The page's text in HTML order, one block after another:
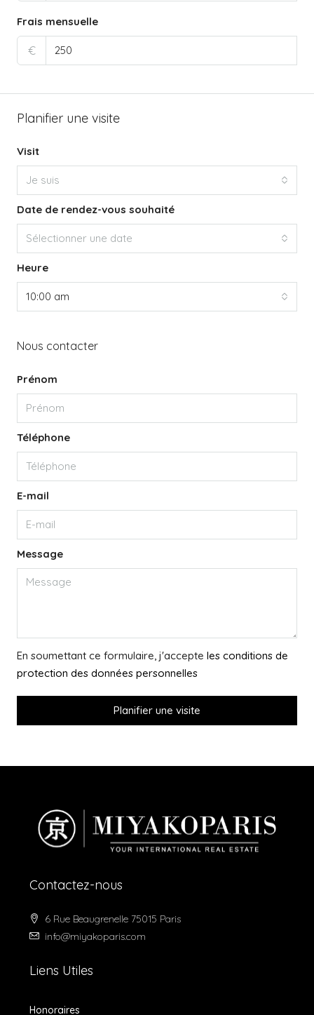
Frais mensuelle
€
Planifier une visite
Visit
Je suis
Date de rendez-vous souhaité
Sélectionner une date
Heure
10:00 am
Nous contacter
Prénom
Téléphone
E-mail
Message
En soumettant ce formulaire, j'accepte les conditions de
protection des données personnelles
Planifier une visite
Contactez-nous
6 Rue Beaugrenelle 75015 Paris
info@miyakoparis.com
Liens Utiles
Honoraires